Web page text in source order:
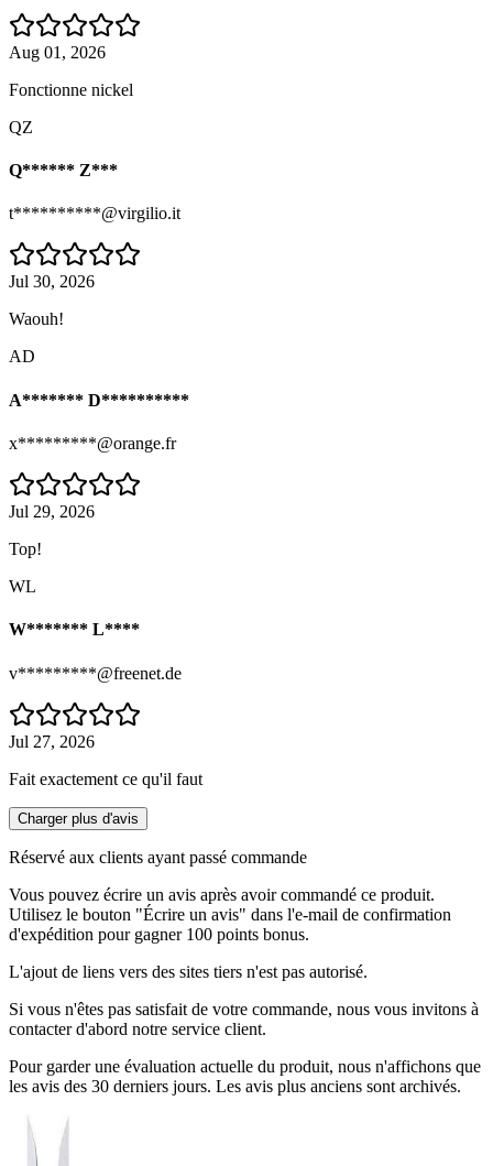
Aug 01, 2026
Fonctionne nickel
QZ
Q****** Z***
t**********@virgilio.it
Jul 30, 2026
Waouh!
AD
A******* D**********
x*********@orange.fr
Jul 29, 2026
Top!
WL
W******* L****
v*********@freenet.de
Jul 27, 2026
Fait exactement ce qu'il faut
Charger plus d'avis
Réservé aux clients ayant passé commande
Vous pouvez écrire un avis après avoir commandé ce produit.
Utilisez le bouton "Écrire un avis" dans l'e-mail de confirmation
d'expédition pour gagner 100 points bonus.
L'ajout de liens vers des sites tiers n'est pas autorisé.
Si vous n'êtes pas satisfait de votre commande, nous vous invitons à
contacter d'abord notre service client.
Pour garder une évaluation actuelle du produit, nous n'affichons que
les avis des 30 derniers jours. Les avis plus anciens sont archivés.